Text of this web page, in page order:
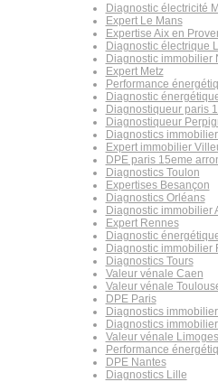
Diagnostic électricité
Expert Le Mans
Expertise Aix en
Diagnostic électrique
Diagnostic immobilier
Expert Metz
Performance
Diagnostic
Diagnostiqueur paris
Diagnostiqueur
Diagnostics
Expert immobilier
DPE paris 15eme
Diagnostics Toulon
Expertises Besançon
Diagnostics Orléans
Diagnostic immobilier
Expert Rennes
Diagnostic
Diagnostic immobilier
Diagnostics Tours
Valeur vénale Caen
Valeur vénale
DPE Paris
Diagnostics
Diagnostics
Valeur vénale Limoges
Performance
DPE Nantes
Diagnostics Lille